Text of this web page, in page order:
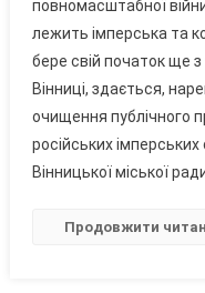
На
30
повномасштабної війни
лежить імперська та
бере свій початок ще з
Вінниці, здається,
очищення публічного
російських
Вінницької міської
Продовжити